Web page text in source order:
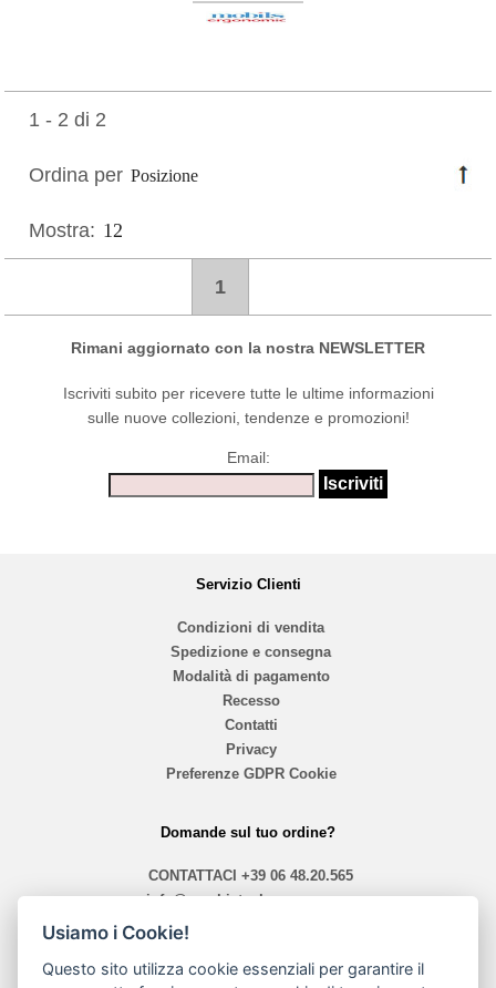
1 - 2 di 2
Ordina per
Mostra:
1
Rimani aggiornato con la nostra NEWSLETTER
Iscriviti subito per ricevere tutte le ultime informazioni
sulle nuove collezioni, tendenze e promozioni!
Email:
Servizio Clienti
Condizioni di vendita
Spedizione e consegna
Modalità di pagamento
Recesso
Contatti
Privacy
Preferenze GDPR Cookie
Domande sul tuo ordine?
CONTATTACI +39 06 48.20.565
info@mephistoshoproma.com
Usiamo i Cookie!
Questo sito utilizza cookie essenziali per garantire il